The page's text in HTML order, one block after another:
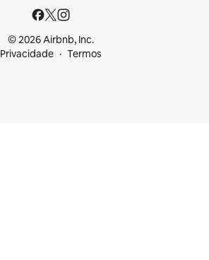
© 2026 Airbnb, Inc.
Privacidade
Termos